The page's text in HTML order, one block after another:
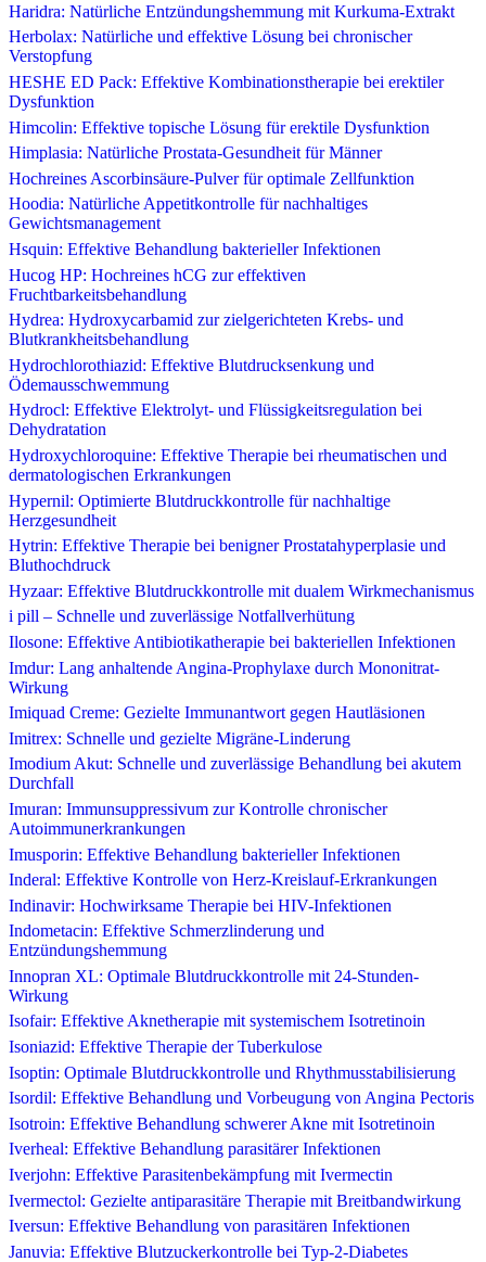
Haridra: Natürliche Entzündungshemmung mit Kurkuma-Extrakt
Herbolax: Natürliche und effektive Lösung bei chronischer
Verstopfung
HESHE ED Pack: Effektive Kombinationstherapie bei erektiler
Dysfunktion
Himcolin: Effektive topische Lösung für erektile Dysfunktion
Himplasia: Natürliche Prostata-Gesundheit für Männer
Hochreines Ascorbinsäure-Pulver für optimale Zellfunktion
Hoodia: Natürliche Appetitkontrolle für nachhaltiges
Gewichtsmanagement
Hsquin: Effektive Behandlung bakterieller Infektionen
Hucog HP: Hochreines hCG zur effektiven
Fruchtbarkeitsbehandlung
Hydrea: Hydroxycarbamid zur zielgerichteten Krebs- und
Blutkrankheitsbehandlung
Hydrochlorothiazid: Effektive Blutdrucksenkung und
Ödemausschwemmung
Hydrocl: Effektive Elektrolyt- und Flüssigkeitsregulation bei
Dehydratation
Hydroxychloroquine: Effektive Therapie bei rheumatischen und
dermatologischen Erkrankungen
Hypernil: Optimierte Blutdruckkontrolle für nachhaltige
Herzgesundheit
Hytrin: Effektive Therapie bei benigner Prostatahyperplasie und
Bluthochdruck
Hyzaar: Effektive Blutdruckkontrolle mit dualem Wirkmechanismus
i pill – Schnelle und zuverlässige Notfallverhütung
Ilosone: Effektive Antibiotikatherapie bei bakteriellen Infektionen
Imdur: Lang anhaltende Angina-Prophylaxe durch Mononitrat-
Wirkung
Imiquad Creme: Gezielte Immunantwort gegen Hautläsionen
Imitrex: Schnelle und gezielte Migräne-Linderung
Imodium Akut: Schnelle und zuverlässige Behandlung bei akutem
Durchfall
Imuran: Immunsuppressivum zur Kontrolle chronischer
Autoimmunerkrankungen
Imusporin: Effektive Behandlung bakterieller Infektionen
Inderal: Effektive Kontrolle von Herz-Kreislauf-Erkrankungen
Indinavir: Hochwirksame Therapie bei HIV-Infektionen
Indometacin: Effektive Schmerzlinderung und
Entzündungshemmung
Innopran XL: Optimale Blutdruckkontrolle mit 24-Stunden-
Wirkung
Isofair: Effektive Aknetherapie mit systemischem Isotretinoin
Isoniazid: Effektive Therapie der Tuberkulose
Isoptin: Optimale Blutdruckkontrolle und Rhythmusstabilisierung
Isordil: Effektive Behandlung und Vorbeugung von Angina Pectoris
Isotroin: Effektive Behandlung schwerer Akne mit Isotretinoin
Iverheal: Effektive Behandlung parasitärer Infektionen
Iverjohn: Effektive Parasitenbekämpfung mit Ivermectin
Ivermectol: Gezielte antiparasitäre Therapie mit Breitbandwirkung
Iversun: Effektive Behandlung von parasitären Infektionen
Januvia: Effektive Blutzuckerkontrolle bei Typ-2-Diabetes